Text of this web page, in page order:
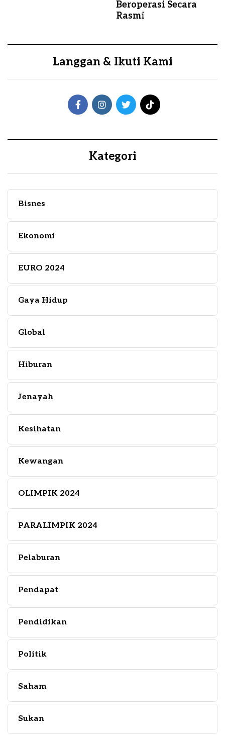
Beroperasi Secara
Rasmi
Langgan & Ikuti Kami
Kategori
Bisnes
Ekonomi
EURO 2024
Gaya Hidup
Global
Hiburan
Jenayah
Kesihatan
Kewangan
OLIMPIK 2024
PARALIMPIK 2024
Pelaburan
Pendapat
Pendidikan
Politik
Saham
Sukan